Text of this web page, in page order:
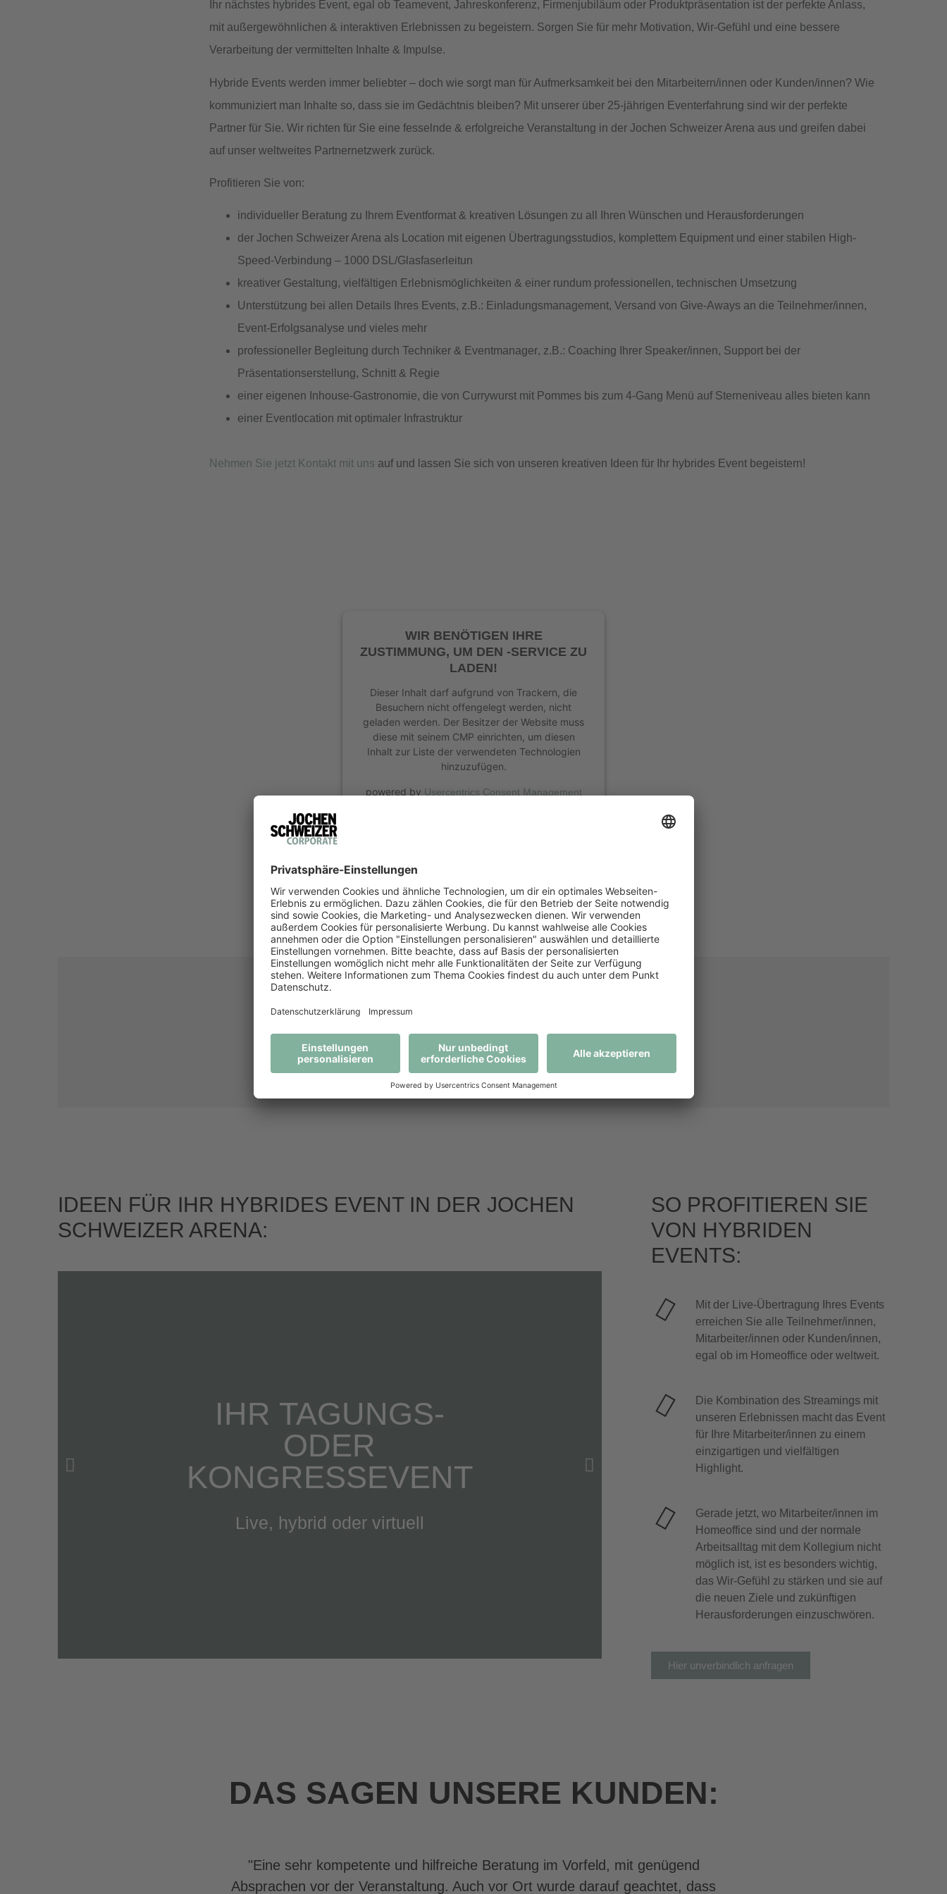
Ihr nächstes hybrides Event, egal ob Teamevent, Jahreskonferenz, Firmenjubiläum oder Produktpräsentation ist der perfekte Anlass,
mit außergewöhnlichen & interaktiven Erlebnissen zu begeistern. Sorgen Sie für mehr Motivation, Wir-Gefühl und eine bessere
Verarbeitung der vermittelten Inhalte & Impulse.
Hybride Events werden immer beliebter – doch wie sorgt man für Aufmerksamkeit bei den Mitarbeitern/innen oder Kunden/innen? Wie
kommuniziert man Inhalte so, dass sie im Gedächtnis bleiben? Mit unserer über 25-jährigen Eventerfahrung sind wir der perfekte
Partner für Sie. Wir richten für Sie einefesselnde & erfolgreiche Veranstaltung in der Jochen Schweizer Arena aus und greifen dabei
auf unser weltweites Partnernetzwerk zurück.
Profitieren Sie von:
individueller Beratung zu Ihrem Eventformat & kreativen Lösungen zu all Ihren Wünschen und Herausforderungen
der Jochen Schweizer Arena als Location mit eigenen Übertragungsstudios, komplettem Equipment und einer stabilen High-
Speed-Verbindung – 1000 DSL/Glasfaserleitun
kreativer Gestaltung, vielfältigen Erlebnismöglichkeiten & einer rundum professionellen, technischen Umsetzung
Unterstützung bei allen Details Ihres Events, z.B.: Einladungsmanagement, Versand von Give-Aways an die Teilnehmer/innen,
Event-Erfolgsanalyse und vieles mehr
professioneller Begleitung durch
Techniker & Eventmanager, z.B.: Coaching Ihrer Speaker/innen, Support bei der
Präsentationserstellung, Schnitt & Regie
einer eigenen Inhouse-Gastronomie, die von Currywurst mit Pommes bis zum 4-Gang Menü auf Sterneniveau alles bieten kann
einer Eventlocation mit optimaler Infrastruktur
Nehmen Sie jetzt Kontakt mit uns auf und lassen Sie sich von unseren kreativen Ideen für Ihr hybrides Event begeistern!
WIR BENÖTIGEN IHRE
ZUSTIMMUNG, UM DEN -SERVICE ZU
LADEN!
Dieser Inhalt darf aufgrund von Trackern, die
Besuchern nicht offengelegt werden, nicht
geladen werden. Der Besitzer der Website muss
diese mit seinem CMP einrichten, um diesen
Inhalt zur Liste der verwendeten Technologien
hinzuzufügen.
powered by Usercentrics Consent Management
Fragen Sie jetzt ihr Angebot bei uns an.
IDEEN FÜR IHR HYBRIDES EVENT IN DER JOCHEN
SCHWEIZER ARENA:
IHR TAGUNGS-
ODER
KONGRESSEVENT
Live, hybrid oder virtuell
BREAKOUT
virtuellen
SO PROFITIEREN SIE
VON HYBRIDEN
EVENTS:
Mit der Live-Übertragung Ihres Events
erreichen Sie alle Teilnehmer/innen,
Mitarbeiter/innen oder Kunden/innen,
egal ob im Homeoffice oder weltweit.
Die Kombination des Streamings mit
unseren Erlebnissen macht das Event
für Ihre Mitarbeiter/innen zu einem
einzigartigen und vielfältigen
Highlight.
Gerade jetzt, wo Mitarbeiter/innen im
Homeoffice sind und der normale
Arbeitsalltag mit dem Kollegium nicht
möglich ist, ist es besonders wichtig,
das Wir-Gefühl zu stärken und sie auf
die neuen Ziele und zukünftigen
Herausforderungen einzuschwören.
Hier unverbindlich anfragen
DAS SAGEN UNSERE KUNDEN:
"Eine sehr kompetente und hilfreiche Beratung im Vorfeld, mit genügend
Absprachen vor der Veranstaltung. Auch vor Ort wurde darauf geachtet, dass